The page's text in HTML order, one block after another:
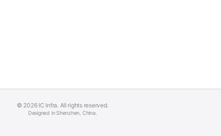
© 2026 IC Infra. All rights reserved.
Designed in Shenzhen, China.